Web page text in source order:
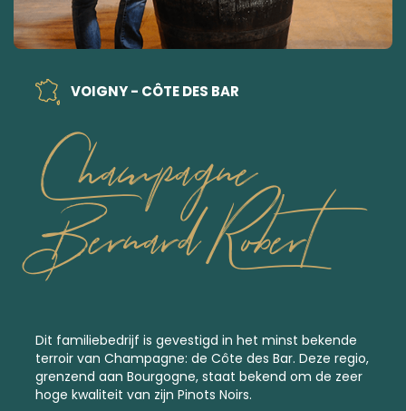
VOIGNY - CÔTE DES BAR
Champagne
Bernard Robert
Dit familiebedrijf is gevestigd in het minst bekende
terroir van Champagne: de Côte des Bar. Deze regio,
grenzend aan Bourgogne, staat bekend om de zeer
hoge kwaliteit van zijn Pinots Noirs.